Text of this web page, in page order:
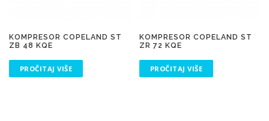
KOMPRESOR COPELAND ST
ZB 48 KQE
PROČITAJ VIŠE
KOMPRESOR COPELAND ST
ZR 72 KQE
PROČITAJ VIŠE